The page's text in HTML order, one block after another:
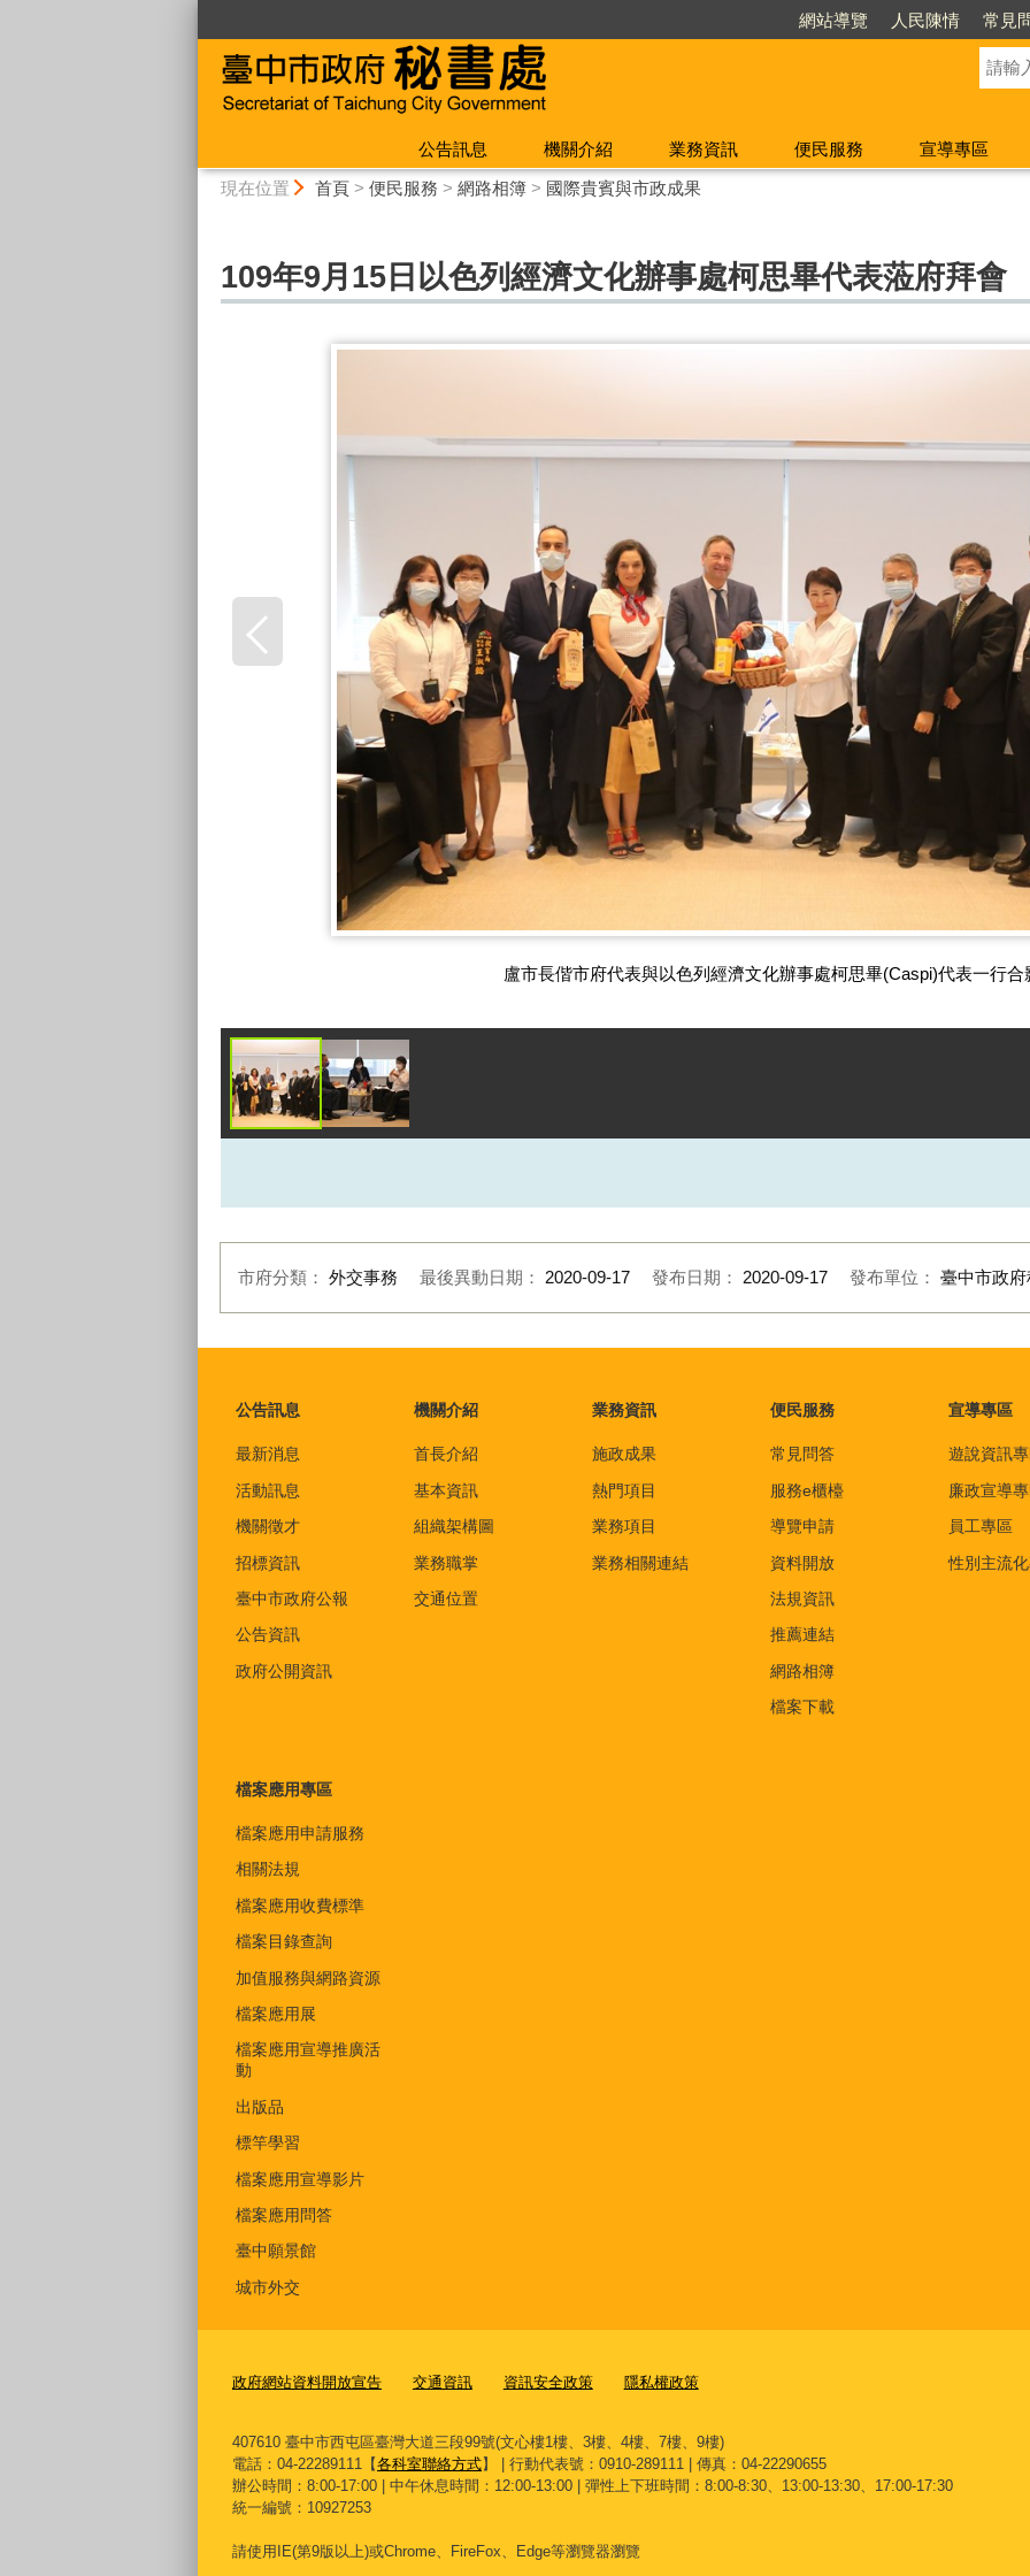
網站導覽 人民陳情 常見
公告訊息 機關介紹 業務資訊 便民服務
宣導專區
現在位置 首頁> 便民服務 > 網路相簿> 國際貴賓與市政成果
109年9月15日以色列經濟文化辦事處柯思畢代表蒞府拜會
盧市長偕市府代表與以色列經濟文化辦事處柯思畢(Caspi)代表一行合
市府分類： 外交事務 最後異動日期： 2020-09-17 發布日期： 2020-09-17 發布單位： 臺中市政
公告訊息
最新消息
活動訊息
機關徵才
招標資訊
臺中市政府公報
公告資訊
政府公開資訊
機關介紹
首長介紹
基本資訊
組織架構圖
業務職掌
交通位置
業務資訊
施政成果
熱門項目
業務項目
業務相關連結
便民服務
常見問答
服務e櫃檯
導覽申請
資料開放
法規資訊
推薦連結
網路相簿
檔案下載
宣導專區
遊說資訊
廉政宣導
員工專區
性別主流
檔案應用專區
檔案應用申請服務
相關法規
檔案應用收費標準
檔案目錄查詢
加值服務與網路資源
檔案應用展
檔案應用宣導推廣活
動
出版品
標竿學習
檔案應用宣導影片
檔案應用問答
臺中願景館
城市外交
政府網站資料開放宣告 交通資訊 資訊安全政策 隱私權政策
407610 臺中市西屯區臺灣大道三段99號(文心樓1樓、3樓、4樓、7樓、9樓)
電話：04-22289111【各科室聯絡方式】 | 行動代表號：0910-289111 | 傳真：04-22290655
辦公時間：8:00-17:00 | 中午休息時間：12:00-13:00 | 彈性上下班時間：8:00-8:30、13:00-13:30、17:00-17:30
統一編號：10927253
請使用 IE(第9版以上)或Chrome FireFox Edge等瀏覽器瀏覽